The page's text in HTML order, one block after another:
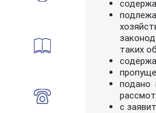
таких
подано
с